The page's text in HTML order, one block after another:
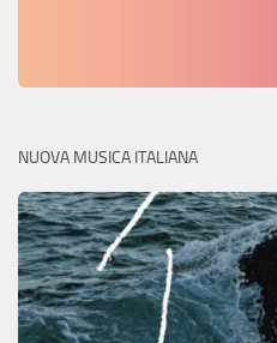
NUOVA MUSICA ITALIANA